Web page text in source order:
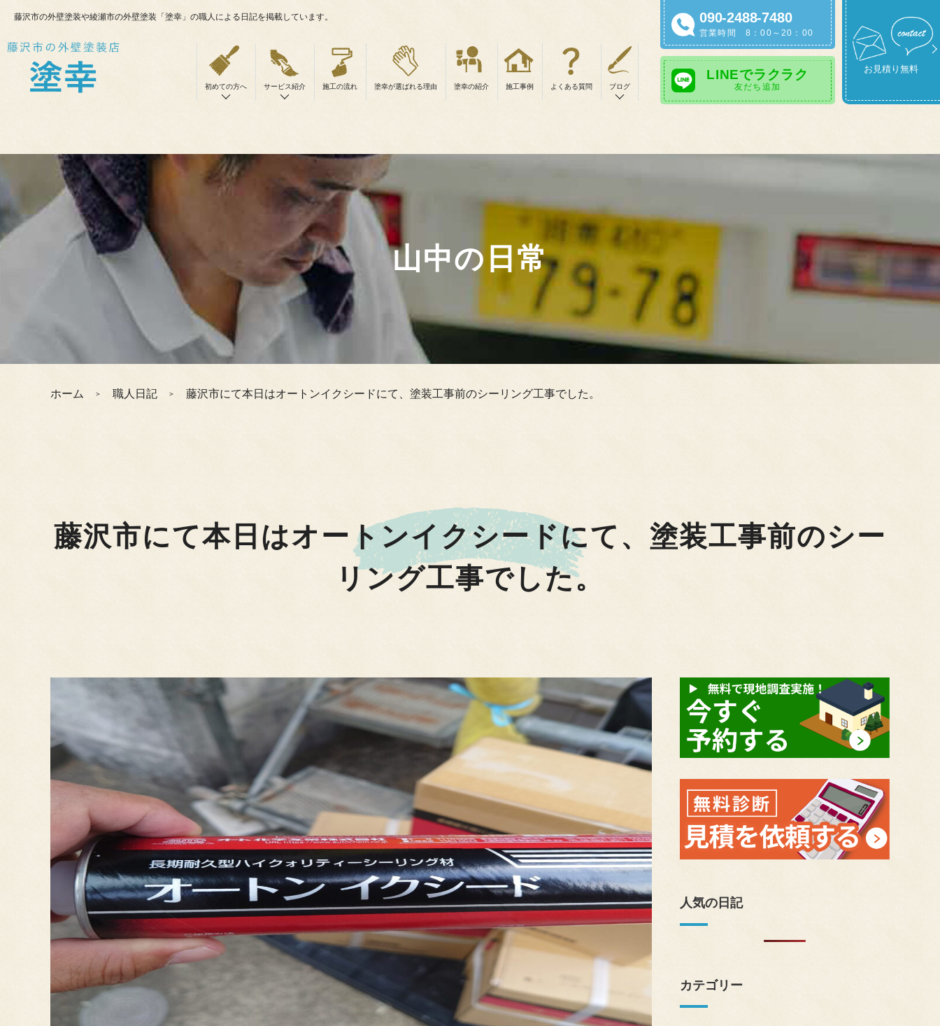
藤沢市の外壁塗装や綾瀬市の外壁塗装「塗幸」の職人による日記を掲載しています。
初めての方へ サービス紹介 施工の流れ 塗幸が選ばれる理由 塗幸の紹介 施工事例 よくある質問 ブログ
090-2488-7480
営業時間 8：00～20：00
LINEでラクラク
友だち追加
お見積り無料
山中の日常
ホーム 職人日記 藤沢市にて本日はオートンイクシードにて、塗装工事前のシーリング工事でした。
藤沢市にて本日はオートンイクシードにて、塗装工事前のシー
リング工事でした。
人気の日記
カテゴリー